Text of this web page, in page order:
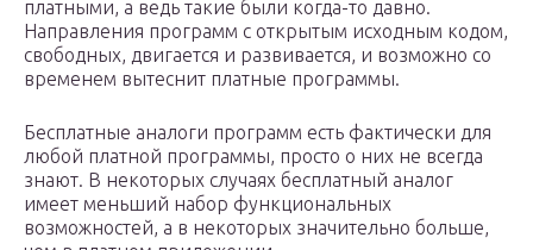
платными, а ведь такие были когда-то давно.
Направления программ с открытым исходным кодом,
свободных, двигается и развивается, и возможно со
временем вытеснит платные программы.
Бесплатные аналоги программ есть фактически для
любой платной программы, просто о них не всегда
знают. В некоторых случаях бесплатный аналог
имеет меньший набор функциональных
возможностей, а в некоторых значительно больше,